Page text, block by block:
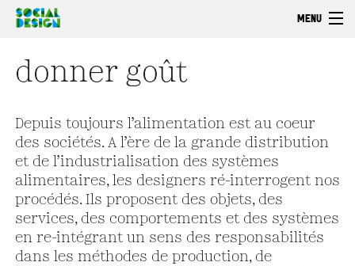
Aller au contenu principal
MENU
Découvrir
Faire
Explorer
donner goût
Depuis toujours l’alimentation est au coeur
des sociétés. A l’ère de la grande distribution
et de l’industrialisation des systèmes
alimentaires, les designers ré-interrogent nos
procédés. Ils proposent des objets, des
services, des comportements et des systèmes
en re-intégrant un sens des responsabilités
dans les méthodes de production, de